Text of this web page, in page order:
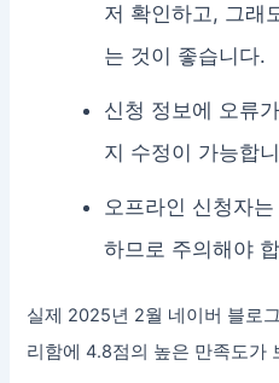
저 확인하고, 그래
는 것이 좋습니다.
신청 정보에 오류
지 수정이 가능합
오프라인 신청자
하므로 주의해야
실제 2025년 2월 네이버 블로
리함에 4.8점의 높은 만족도가